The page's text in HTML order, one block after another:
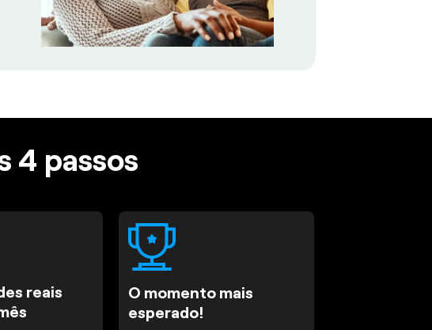
4 passos
reais
O momento mais
esperado!